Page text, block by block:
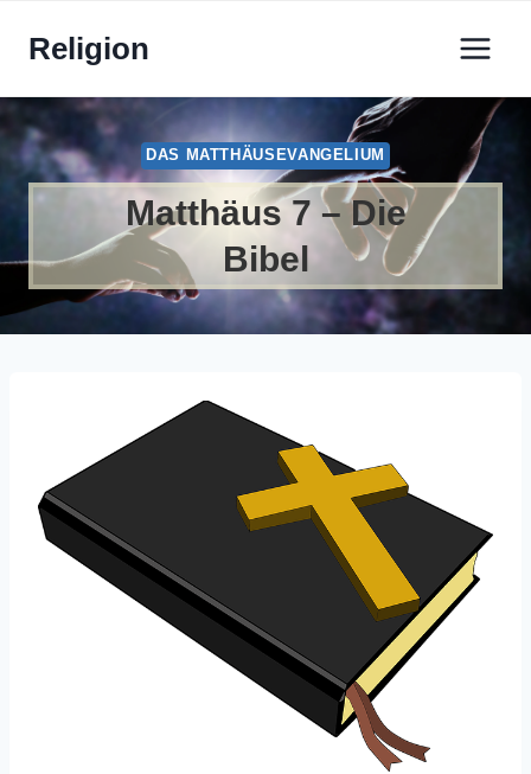
InhaltReligion
DAS MATTHÄUSEVANGELIUM
Matthäus 7 – Die
Bibel